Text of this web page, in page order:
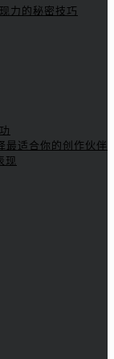
力的秘密技巧
最适合你的创作伙伴
现